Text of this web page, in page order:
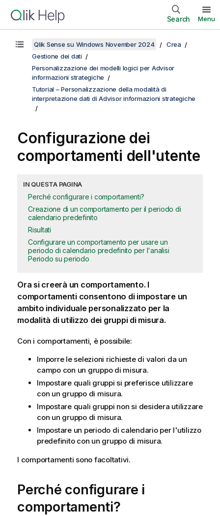
Search Menu
Qlik Sense su Windows November 2024
Crea
Gestione dei dati
Personalizzazione dei modelli logici per Advisor
informazioni strategiche
Tutorial – Personalizzazione della modalità di
interpretazione dati di Advisor informazioni strategiche
Configurazione dei
comportamenti dell'utente
IN QUESTA PAGINA
Perché configurare i comportamenti?
Creazione di un comportamento per il periodo di
calendario predefinito
Risultati
Configurare un comportamento per usare un
periodo di calendario predefinito per l'analisi
Periodo su periodo
Ora si creerà un comportamento. I
comportamenti consentono di impostare un
ambito individuale personalizzato per la
modalità di utilizzo dei gruppi di misura.
Con i comportamenti, è possibile:
Imporre le selezioni richieste di valori da un
campo con un gruppo di misura.
Impostare quali gruppi si preferisce utilizzare
con un gruppo di misura.
Impostare quali gruppi non si desidera utilizzare
con un gruppo di misura.
Impostare un periodo di calendario per l'utilizzo
predefinito con un gruppo di misura.
I comportamenti sono facoltativi.
Perché configurare i
comportamenti?